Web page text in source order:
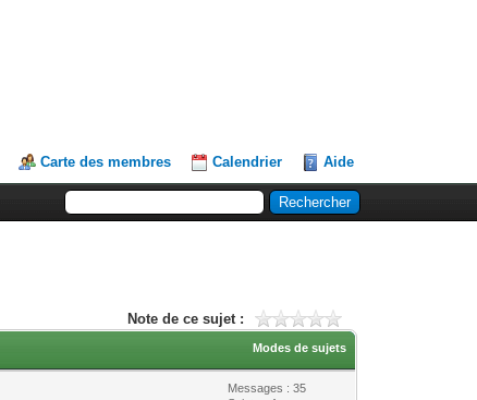
Carte des membres Calendrier Aide
Note de ce sujet :
Modes de sujets
Messages : 35